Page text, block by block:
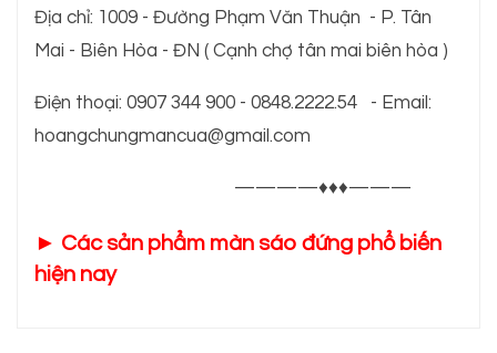
Địa chỉ: 1009 - Đường Phạm Văn Thuận - P. Tân
Mai - Biên Hòa - ĐN ( Cạnh chợ tân mai biên hòa )
Điện thoại: 0907 344 900 - 0848.2222.54 - Email:
hoangchungmancua@gmail.com
————♦♦♦———
► Các sản phẩm màn sáo đứng phổ biến
hiện nay